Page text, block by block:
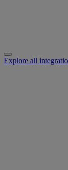
Explore all